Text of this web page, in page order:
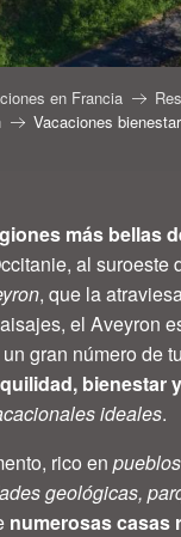
en Francia
Vacaciones
más bellas
al suroeste
, que la
el Aveyron
gran número de
bienestar
ideales.
rico en
geológicas,
numerosas casas